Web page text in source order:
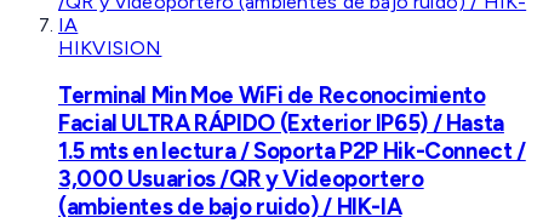
HIKVISION
Terminal Min Moe WiFi de Reconocimiento
Facial ULTRA RÁPIDO (Exterior IP65) / Hasta
1.5 mts en lectura / Soporta P2P Hik-Connect /
3,000 Usuarios /QR y Videoportero
(ambientes de bajo ruido) / HIK-IA